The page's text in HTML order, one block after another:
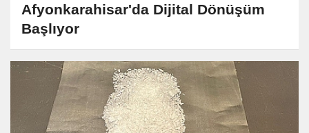
Afyonkarahisar'da Dijital Dönüşüm
Başlıyor